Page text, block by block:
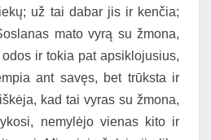
už tai dabar jis ir kenčia;
mato vyrą su žmona,
ir tokia pat apsiklojusius,
ant savęs, bet trūksta ir
kad tai vyras su žmona,
nemylėjo vienas kito ir